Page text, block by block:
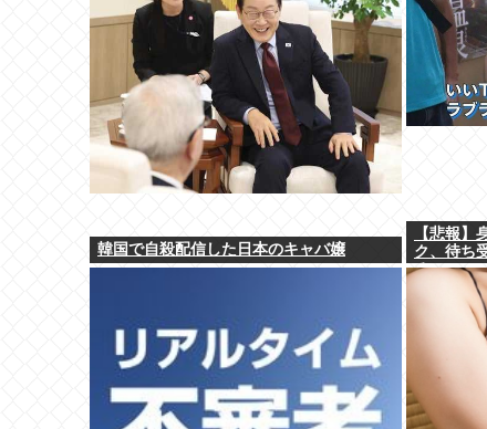
韓国で自殺配信した日本のキャバ嬢
【悲報】
ク、待ち
るwww